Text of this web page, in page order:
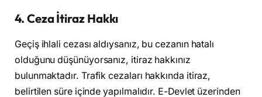
4. Ceza İtiraz Hakkı
Geçiş ihlali cezası aldıysanız, bu cezanın hatalı
olduğunu düşünüyorsanız, itiraz hakkınız
bulunmaktadır. Trafik cezaları hakkında itiraz,
belirtilen süre içinde yapılmalıdır. E-Devlet üzerinden